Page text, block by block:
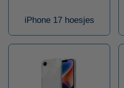
iPhone 17 hoesjes